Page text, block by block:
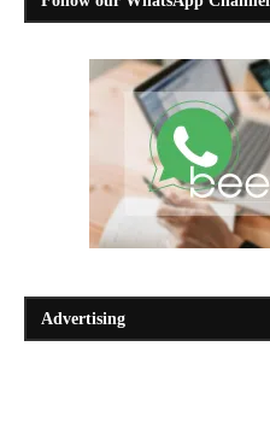
Advertising